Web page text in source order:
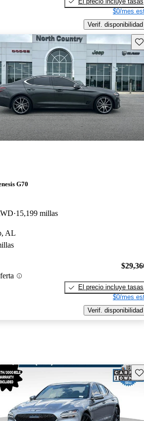
$0/mes
Verif. disponibilidad
Aviso
G70
15,199 millas
AL
El precio incluye tasas
$0/mes
Verif. disponibilidad
Aviso